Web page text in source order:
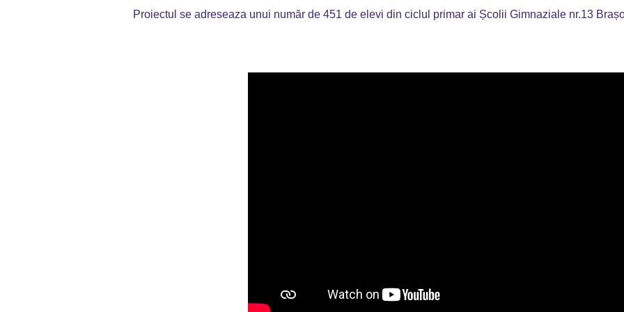
Proiectul se adreseaza unui număr de 451 de elevi din ciclul primar ai Școlii Gimnaziale nr.13